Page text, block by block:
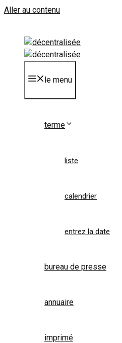
Aller au contenu
le menu
terme
liste
calendrier
entrez la date
bureau de presse
annuaire
imprimé